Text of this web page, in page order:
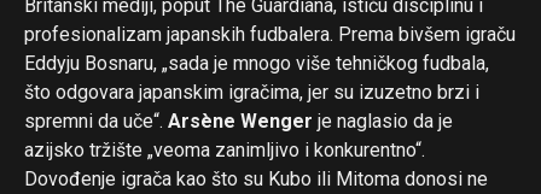
Britanski mediji, poput The Guardiana, ističu disciplinu i
profesionalizam japanskih fudbalera. Prema bivšem igraču
Eddyju Bosnaru, „sada je mnogo više tehničkog fudbala,
što odgovara japanskim igračima, jer su izuzetno brzi i
spremni da uče“. Arsène Wenger je naglasio da je
azijsko tržište „veoma zanimljivo i konkurentno“.
Dovođenje igrača kao što su Kubo ili Mitoma donosi ne